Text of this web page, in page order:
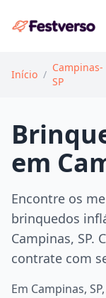
Balões
Pegue e
Festa na
Mesas
Buffet
DJ
Início /
Campinas-
SP
em
Encontre os
brinquedos
Campinas, SP.
contrate com
Em Campinas, SP,